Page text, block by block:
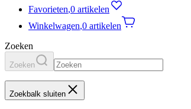
Favorieten,0 artikelen
Winkelwagen,0 artikelen
Zoeken
Zoeken
Zoekbalk sluiten